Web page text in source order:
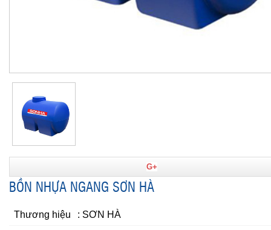
G+
BỒN NHỰA NGANG SƠN HÀ
Thương hiệu : SƠN HÀ